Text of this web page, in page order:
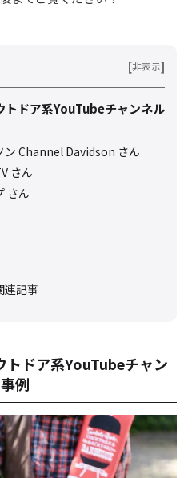
[非表示]
トドア系YouTubeチャンネル
ン Channel Davidson さん
さん
さん
連記事
トドア系YouTubeチャン
例